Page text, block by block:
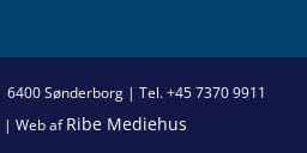
Sønderborg | Tel. +45 7370 9911
| Web afRibe Mediehus